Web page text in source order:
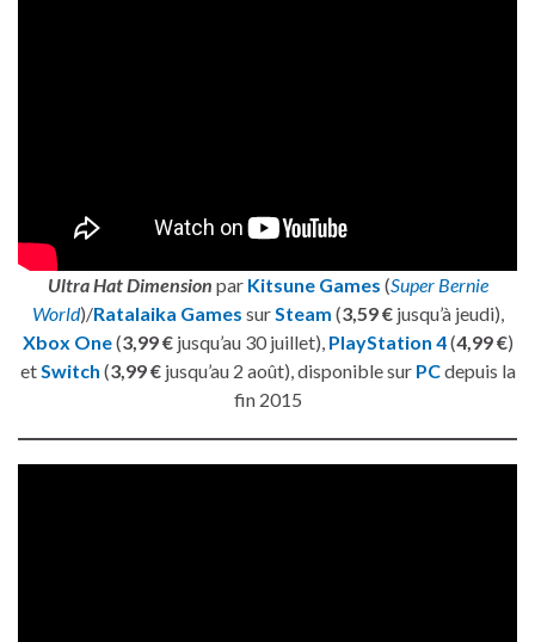
Ultra Hat Dimension par Kitsune Games (Super Bernie
World)/Ratalaika Games surSteam (3,59 €jusqu’à jeudi),
Xbox One(3,99 €jusqu’au 30 juillet), PlayStation 4(4,99 €)
etSwitch (3,99 €jusqu’au 2 août), disponible sur PCdepuis la
fin 2015